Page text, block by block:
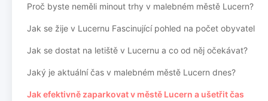
Proč byste neměli minout trhy v malebném městě Lucern?
Jak se žije v Lucernu Fascinující pohled na počet obyvatel
Jak se dostat na letiště v Lucernu a co od něj očekávat?
Jaký je aktuální čas v malebném městě Lucern dnes?
Jak efektivně zaparkovat v městě Lucern a ušetřit čas